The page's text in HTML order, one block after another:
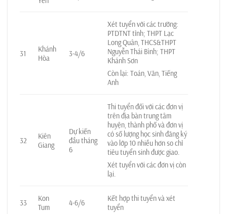
31
Khánh
Hòa
3-4/6
Xét tuyển với các trường:
PTDTNT tỉnh; THPT Lạc
Long Quân, THCS&THPT
Nguyễn Thái Bình; THPT
Khánh Sơn
Còn lại: Toán, Văn, Tiếng
Anh
32
Kiên
Giang
Dự kiến
đầu tháng
6
Thi tuyển đối với các đơn vị
trên địa bàn trung tâm
huyện, thành phố và đơn vị
có số lượng học sinh đăng ký
vào lớp 10 nhiều hơn so chỉ
tiêu tuyển sinh được giao.
Xét tuyển với các đơn vị còn
lại.
33
Kon
Tum
4-6/6
Kết hợp thi tuyển và xét
tuyển